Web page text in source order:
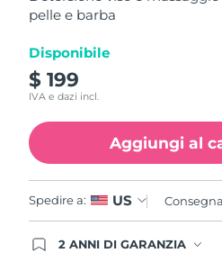
valore
valutazione
medio.
Read
12
Reviews.
link
alla
pagina.
pelle e barba
Disponibile
$ 199
IVA e dazi incl.
Aggiungi al
Spedire a: US
2 ANNI DI GARANZIA
Turchia
Emirati Arabi Uniti
Regno Unito
Stati Uniti
Uzbekistan
Vietnam